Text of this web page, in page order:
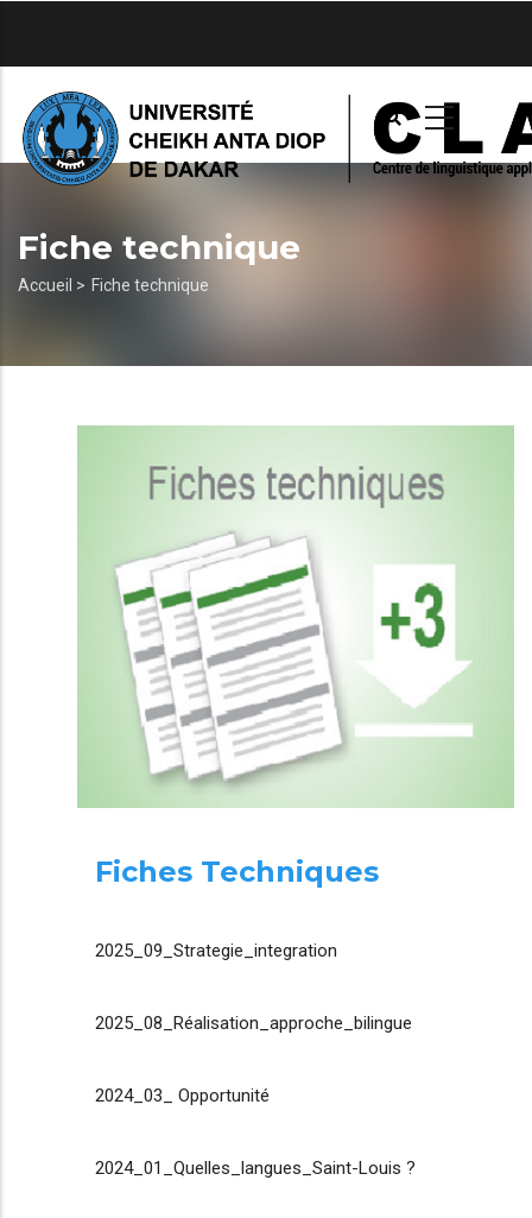
principal
Fiche technique
Fil
Accueil > Fiche technique
Fiches Techniques
2025_09_Strategie_integration
2025_08_Réalisation_approche_bilingue
2024_03_ Opportunité
2024_01_Quelles_langues_Saint-Louis ?